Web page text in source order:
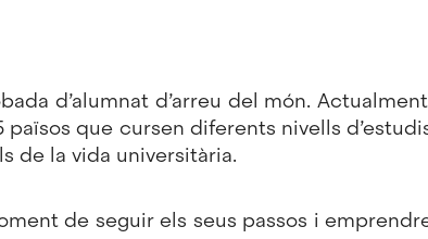
d’alumnat d’arreu del món.
que cursen diferents nivells
de la vida universitària.
de seguir els seus passos i